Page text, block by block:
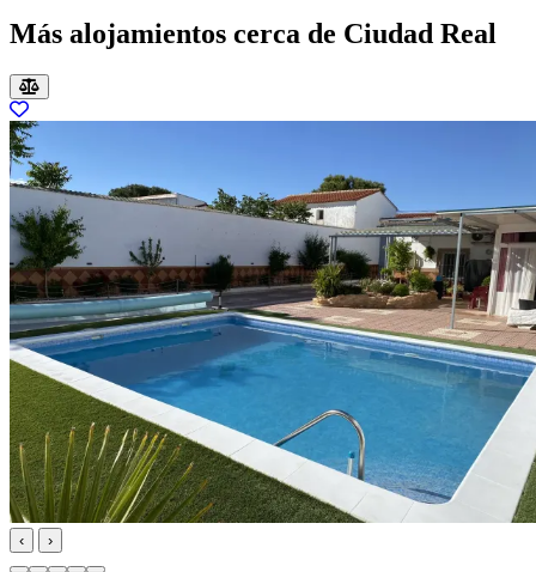
Más alojamientos cerca de Ciudad Real
‹ ›